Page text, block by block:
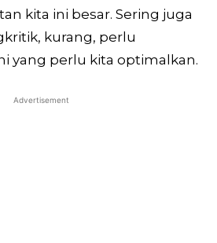
kita ini besar. Sering juga
kurang, perlu
yang perlu kita optimalkan.
Advertisement